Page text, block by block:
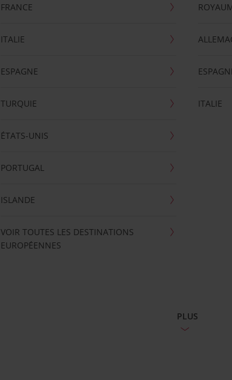
FRANCE
ITALIE
ESPAGNE
TURQUIE
ÉTATS-UNIS
PORTUGAL
ISLANDE
VOIR TOUTES LES DESTINATIONS
EUROPÉENNES
ITALIE
PLUS